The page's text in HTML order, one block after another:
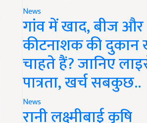
News
गांव में खाद, बीज और
कीटनाशक की दुकान
चाहते हैं? जानिए
पात्रता, खर्च सबकुछ..
News
रानी लक्ष्मीबाई कृषि